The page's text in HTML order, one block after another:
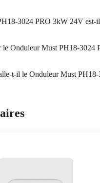
3024 PRO 3kW 24V est-
le Onduleur Must PH18-3024
t-il le Onduleur Must PH18-